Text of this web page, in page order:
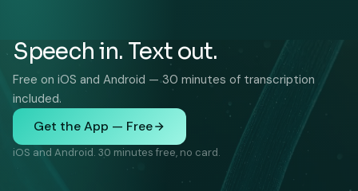
Speech in. Text out.
Free on iOS and Android — 30 minutes of transcription
included.
Get the App — Free
iOS and Android. 30 minutes free, no card.